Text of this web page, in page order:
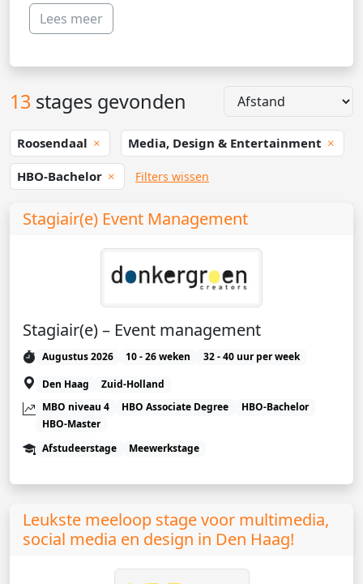
Lees meer
13 stages gevonden
Roosendaal Media, Design & Entertainment
HBO-Bachelor Filters wissen
Stagiair(e) Event Management
Stagiair(e) – Event management
Augustus 2026 10 - 26 weken
32 - 40 uur per week
Den Haag
Zuid-Holland
MBO niveau 4
HBO Associate Degree
HBO-Bachelor
HBO-Master
Afstudeerstage
Meewerkstage
Leukste meeloop stage voor multimedia,
social media en design in Den Haag!